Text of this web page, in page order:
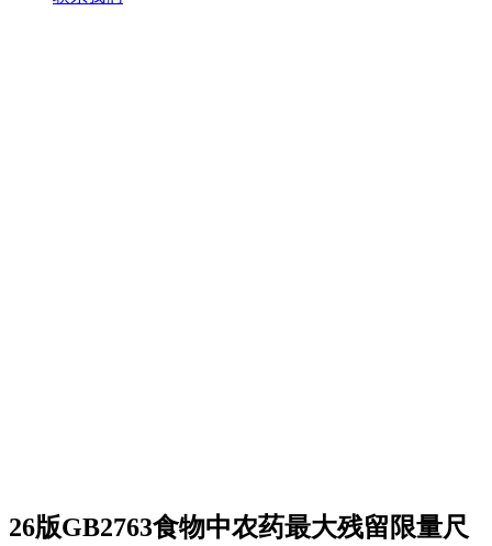
26版GB2763食物中农药最大残留限量尺